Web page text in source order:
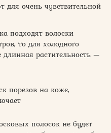
для очень чувствительной
подходят волоски
то для холодного
растительность —
порезов на коже,
полосок не будет